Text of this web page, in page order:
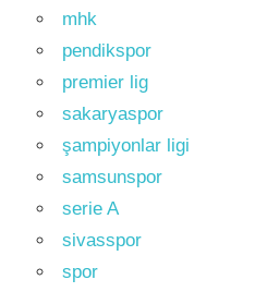
mhk
pendikspor
premier lig
sakaryaspor
şampiyonlar ligi
samsunspor
serie A
sivasspor
spor